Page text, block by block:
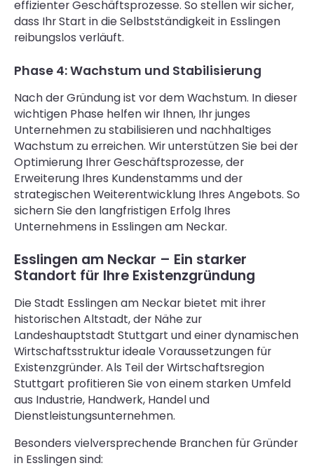
effizienter Geschäftsprozesse. So stellen wir sicher,
dass Ihr Start in die Selbstständigkeit in Esslingen
reibungslos verläuft.
Phase 4: Wachstum und Stabilisierung
Nach der Gründung ist vor dem Wachstum. In dieser
wichtigen Phase helfen wir Ihnen, Ihr junges
Unternehmen zu stabilisieren und nachhaltiges
Wachstum zu erreichen. Wir unterstützen Sie bei der
Optimierung Ihrer Geschäftsprozesse, der
Erweiterung Ihres Kundenstamms und der
strategischen Weiterentwicklung Ihres Angebots. So
sichern Sie den langfristigen Erfolg Ihres
Unternehmens in Esslingen am Neckar.
Esslingen am Neckar – Ein starker
Standort für Ihre Existenzgründung
Die Stadt Esslingen am Neckar bietet mit ihrer
historischen Altstadt, der Nähe zur
Landeshauptstadt Stuttgart und einer dynamischen
Wirtschaftsstruktur ideale Voraussetzungen für
Existenzgründer. Als Teil der Wirtschaftsregion
Stuttgart profitieren Sie von einem starken Umfeld
aus Industrie, Handwerk, Handel und
Dienstleistungsunternehmen.
Besonders vielversprechende Branchen für Gründer
in Esslingen sind: